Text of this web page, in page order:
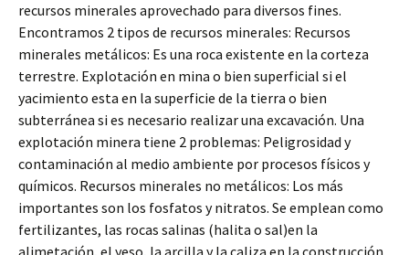
recursos minerales aprovechado para diversos fines.
Encontramos 2 tipos de recursos minerales: Recursos
minerales metálicos: Es una roca existente en la corteza
terrestre. Explotación en mina o bien superficial si el
yacimiento esta en la superficie de la tierra o bien
subterránea si es necesario realizar una excavación. Una
explotación minera tiene 2 problemas: Peligrosidad y
contaminación al medio ambiente por procesos físicos y
químicos. Recursos minerales no metálicos: Los más
importantes son los fosfatos y nitratos. Se emplean como
fertilizantes, las rocas salinas (halita o sal)en la
alimetación, el yeso, la arcilla y la caliza en la construcción